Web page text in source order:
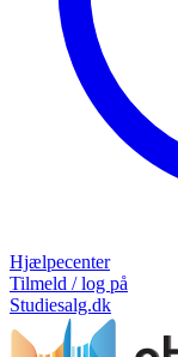
Hjælpecenter
Tilmeld / log på
Studiesalg.dk